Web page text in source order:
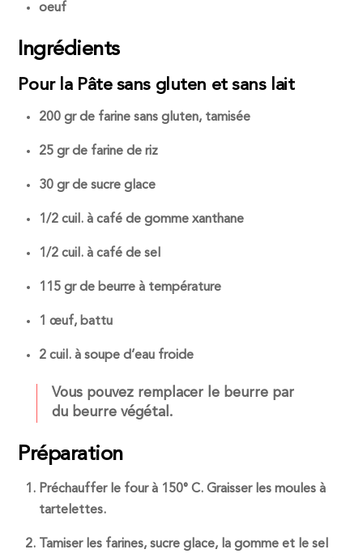
oeuf
Ingrédients
Pour la Pâte sans gluten et sans lait
200 gr de farine sans gluten, tamisée
25 gr de farine de riz
30 gr de sucre glace
1/2 cuil. à café de gomme xanthane
1/2 cuil. à café de sel
115 gr de beurre à température
1 œuf, battu
2 cuil. à soupe d’eau froide
Vous pouvez remplacer le beurre par
du beurre végétal.
Préparation
Préchauffer le four à 150° C. Graisser les moules à
tartelettes.
Tamiser les farines, sucre glace, la gomme et le sel